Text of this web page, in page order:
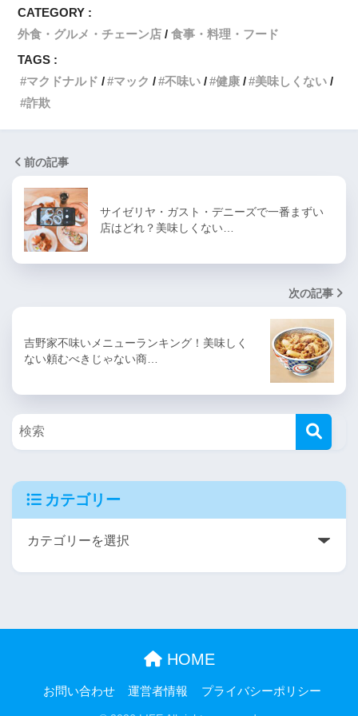
CATEGORY :
外食・グルメ・チェーン店
食事・料理・フード
TAGS :
マクドナルド
マック 不味い 健康
美味しくない
詐欺
前の記事
サイゼリヤ・ガスト・デニーズで一番まずい
店はどれ？美味しくない…
次の記事
吉野家不味いメニューランキング！美味しく
ない頼むべきじゃない商…
カテゴリー
HOME
お問い合わせ 運営者情報 プライバシーポリシー